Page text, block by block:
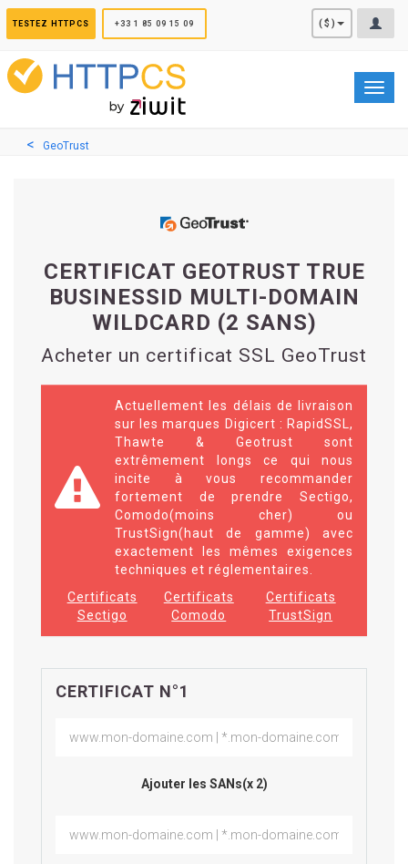
TESTEZ HTTPCS +33 1 85 09 15 09 ($)
GeoTrust
CERTIFICAT GEOTRUST TRUE
BUSINESSID MULTI-DOMAIN
WILDCARD (2 SANS)
Acheter un certificat SSL GeoTrust
Actuellement les délais de livraison
sur les marques Digicert : RapidSSL,
Thawte & Geotrust sont
extrêmement longs ce qui nous
incite à vous recommander
fortement de prendre Sectigo,
Comodo(moins cher) ou
TrustSign(haut de gamme) avec
exactement les mêmes exigences
techniques et réglementaires.
Certificats
Sectigo
Certificats
Comodo
Certificats
TrustSign
CERTIFICAT N°1
Ajouter les SANs(x 2)
Panneau de gestion des cookies